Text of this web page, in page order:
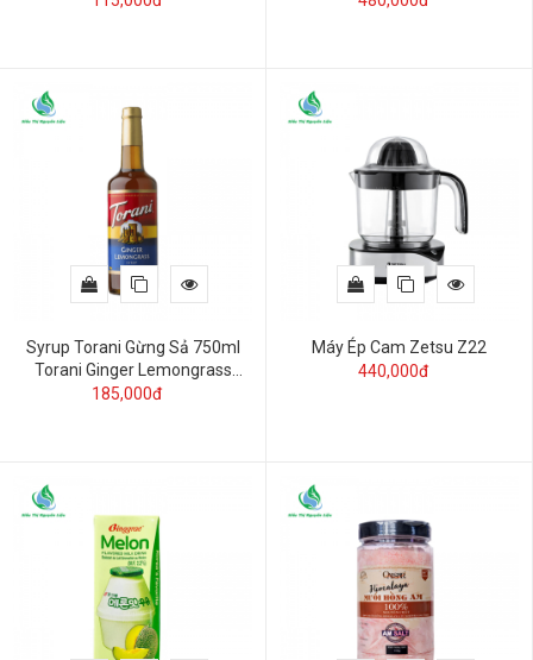
Syrup Torani Gừng Sả 750ml
Torani Ginger Lemongrass
Syrup
185,000đ
Máy Ép Cam Zetsu Z22
440,000đ